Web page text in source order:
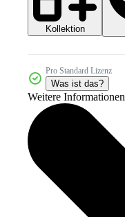
Kollektion
Pro Standard Lizenz
Was ist das?
Weitere Informationen